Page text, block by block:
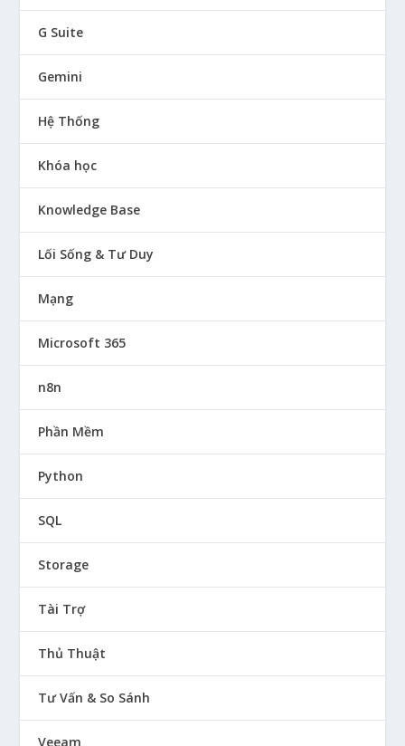
G Suite
Gemini
Hệ Thống
Khóa học
Knowledge Base
Lối Sống & Tư Duy
Mạng
Microsoft 365
n8n
Phần Mềm
Python
SQL
Storage
Tài Trợ
Thủ Thuật
Tư Vấn & So Sánh
Veeam